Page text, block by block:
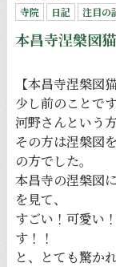
寺院 日記 注目の
本昌寺涅槃図
【本昌寺涅槃図
少し前のことで
河野さんという
その方は涅槃図
の方でした。
本昌寺の涅槃図
を見て、
すごい！可愛い
す！！
と、とても驚か